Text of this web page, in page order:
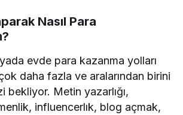
Nasıl Para
evde para kazanma yolları
çok daha fazla ve aralarından birini
bekliyor. Metin yazarlığı,
influencerlık, blog açmak,